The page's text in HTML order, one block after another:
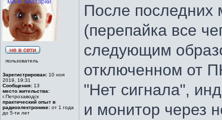
пользователь
Зарегистрирован: 10 ноя
2019, 19:31
Сообщения: 13
место жительства:
г.Петрозаводск
практический опыт в
радиоэлектронике: от 1 года
до 5-ти лет
После последних
(перепайка все
следующим
отключенном от
"Нет сигнала",
и монитор через